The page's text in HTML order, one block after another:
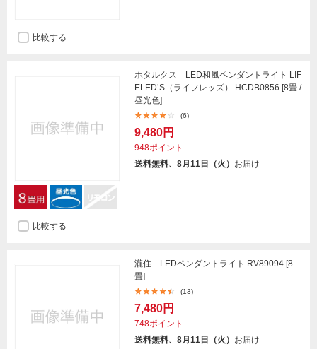
比較する
ホタルクス LED和風ペンダントライト LIF
ELED’S（ライフレッズ） HCDB0856 [8畳 /
昼光色]
(6)
9,480円
948ポイント
送料無料、8月11日（火） お届け
比較する
瀧住 LEDペンダントライト RV89094 [8
畳]
(13)
7,480円
748ポイント
送料無料、8月11日（火） お届け